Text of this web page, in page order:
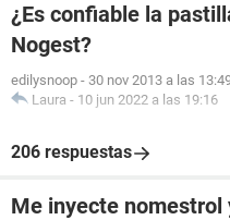
¿Es confiable la
Nogest?
edilysnoop - 30 nov 2013 a las
Laura - 10 jun 2022 a las 19:16
206 respuestas
Me inyecte nomestrol